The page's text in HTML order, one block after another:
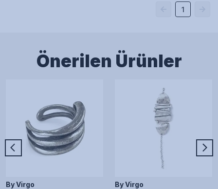
1
Önerilen Ürünler
By Virgo By Virgo